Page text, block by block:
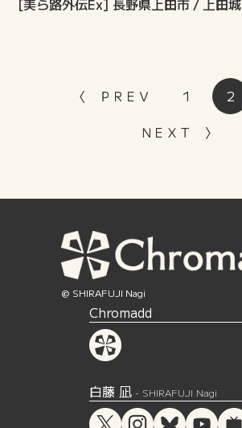
〈 ＰＲＥＶ 1 2
ＮＥＸＴ 〉
@ SHIRAFUJI Nagi
Chromadd
白藤 凪- SHIRAFUJI Nagi